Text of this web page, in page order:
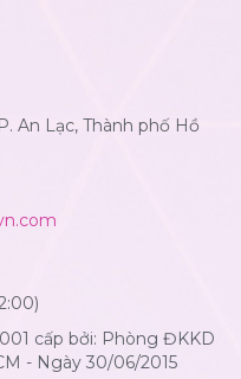
An Lạc, Thành phố Hồ
cấp bởi: Phòng ĐKKD
- Ngày 30/06/2015